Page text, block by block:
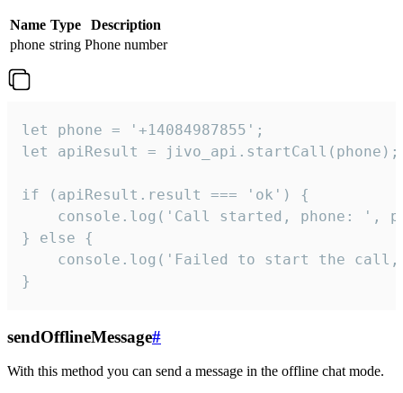
Name Type
Description
phone string Phone number
let phone = '+14084987855';
let apiResult = jivo_api.startCall(phone);
if (apiResult.result === 'ok') {
console.log('Call started, phone: ',
} else {
console.log('Failed to start the
}
sendOfflineMessage#
With this method you can send a message in the offline chat mode.